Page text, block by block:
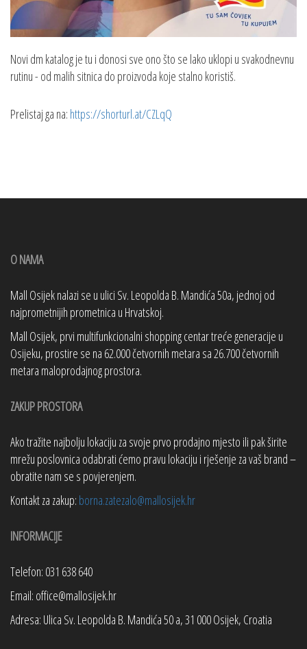
Novi dm katalog je tu i donosi sve ono što se lako uklopi u svakodnevnu
rutinu - od malih sitnica do proizvoda koje stalno koristiš.
Prelistaj ga na: https://shorturl.at/CZLqQ
O NAMA
Mall Osijek nalazi se u ulici Sv. Leopolda B. Mandića 50a, jednoj od
najprometnijih prometnica u Hrvatskoj.
Mall Osijek, prvi multifunkcionalni shopping centar treće generacije u
Osijeku, prostire se na 62.000 četvornih metara sa 26.700 četvornih
metara maloprodajnog prostora.
ZAKUP PROSTORA
Ako tražite najbolju lokaciju za svoje prvo prodajno mjesto ili pak širite
mrežu poslovnica odabrati ćemo pravu lokaciju i rješenje za vaš brand –
obratite nam se s povjerenjem.
Kontakt za zakup: borna.zatezalo@mallosijek.hr
INFORMACIJE
Telefon: 031 638 640
Email: office@mallosijek.hr
Adresa: Ulica Sv. Leopolda B. Mandića 50 a, 31 000 Osijek, Croatia